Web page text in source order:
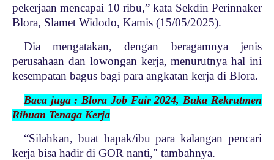
pekerjaan mencapai 10 ribu,” kata Sekdin Perinnaker
Blora, Slamet Widodo, Kamis (15/05/2025).
Dia mengatakan, dengan beragamnya jenis
perusahaan dan lowongan kerja, menurutnya hal ini
kesempatan bagus bagi para angkatan kerja di Blora.
Baca juga : Blora Job Fair 2024, Buka Rekrutmen
Ribuan Tenaga Kerja
“Silahkan, buat bapak/ibu para kalangan pencari
kerja bisa hadir di GOR nanti," tambahnya.